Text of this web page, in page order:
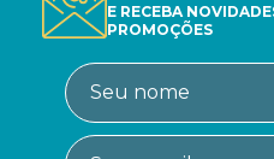
E RECEBA
PROMOÇÕES